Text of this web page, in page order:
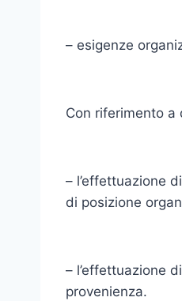
– esigenze
Con riferimento a
– l’effettuazione
di posizione
– l’effettuazione
provenienza.